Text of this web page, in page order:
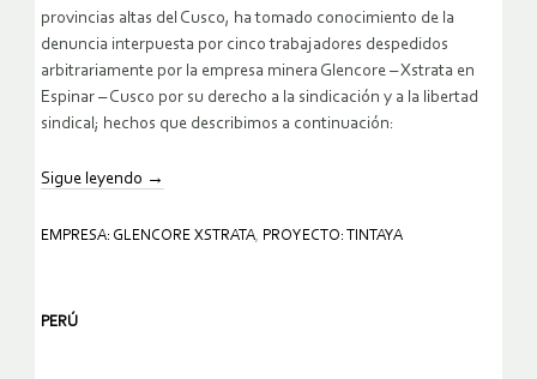
provincias altas del Cusco, ha tomado conocimiento de la
denuncia interpuesta por cinco trabajadores despedidos
arbitrariamente por la empresa minera Glencore – Xstrata en
Espinar – Cusco por su derecho a la sindicación y a la libertad
sindical; hechos que describimos a continuación:
Sigue leyendo →
EMPRESA: GLENCORE XSTRATA PROYECTO: TINTAYA
PERÚ